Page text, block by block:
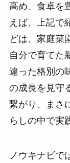
高め、食卓を
えば、上記で
どは、家庭菜
自分で育てた
違った格別の
の成長を見守
繋がり、まさ
らしの中で実
ノウキナビで